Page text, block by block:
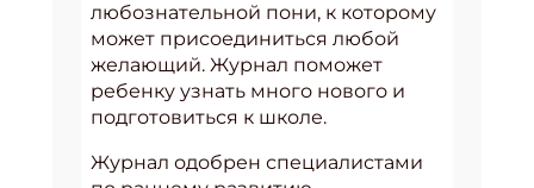
любознательной пони, к которому
может присоединиться любой
желающий. Журнал поможет
ребенку узнать много нового и
подготовиться к школе.
Журнал одобрен специалистами